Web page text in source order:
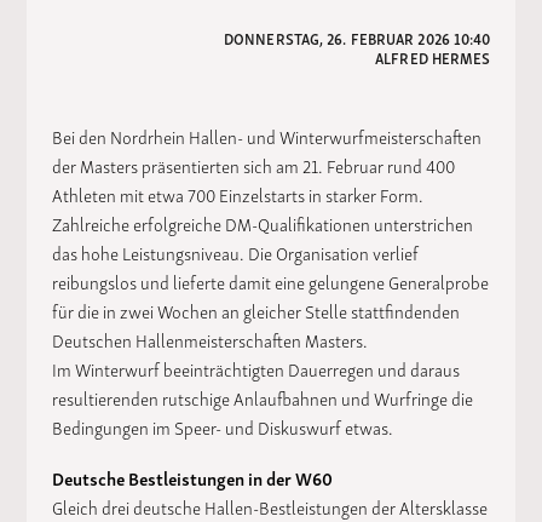
DONNERSTAG, 26. FEBRUAR 2026 10:40
ALFRED HERMES
Bei den Nordrhein Hallen- und Winterwurfmeisterschaften
der Masters präsentierten sich am 21. Februar rund 400
Athleten mit etwa 700 Einzelstarts in starker Form.
Zahlreiche erfolgreiche DM-Qualifikationen unterstrichen
das hohe Leistungsniveau. Die Organisation verlief
reibungslos und lieferte damit eine gelungene Generalprobe
für die in zwei Wochen an gleicher Stelle stattfindenden
Deutschen Hallenmeisterschaften Masters.
Im Winterwurf beeinträchtigten Dauerregen und daraus
resultierenden rutschige Anlaufbahnen und Wurfringe die
Bedingungen im Speer- und Diskuswurf etwas.
Deutsche Bestleistungen in der W60
Gleich drei deutsche Hallen-Bestleistungen der Altersklasse